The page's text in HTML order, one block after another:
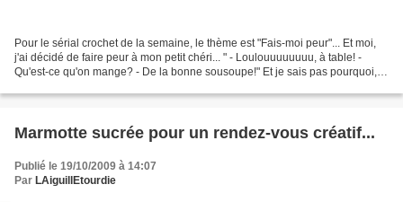
Pour le sérial crochet de la semaine, le thème est "Fais-moi peur"... Et moi,
j'ai décidé de faire peur à mon petit chéri... " - Loulouuuuuuuu, à table! -
Qu'est-ce qu'on mange? - De la bonne sousoupe!" Et je sais pas pourquoi, il
Marmotte sucrée pour un rendez-vous créatif...
Publié le 19/10/2009 à 14:07
Par LAiguillEtourdie